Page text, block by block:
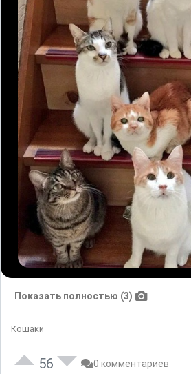
Показать полностью (3)
Кошаки
56 0 комментариев